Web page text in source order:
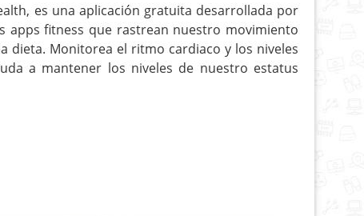
es una aplicación gratuita desarrollada por
apps fitness que rastrean nuestro movimiento
dieta. Monitorea el ritmo cardiaco y los niveles
a mantener los niveles de nuestro estatus